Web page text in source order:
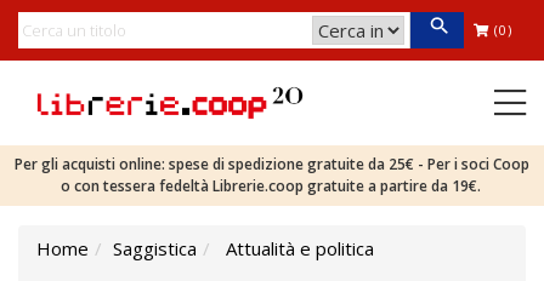
(0)
Per gli acquisti online: spese di spedizione gratuite da 25€ - Per i soci Coop
o con tessera fedeltà Librerie.coop gratuite a partire da 19€.
Home Saggistica
Attualità e politica